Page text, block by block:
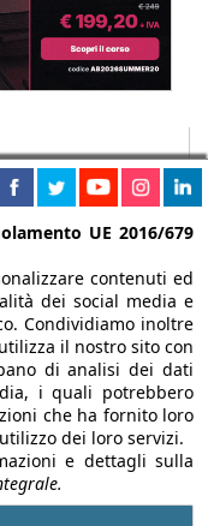
Iscriviti alla
UE 2016/679
contenuti ed
dei social media e
Condividiamo inoltre
il nostro sito con
di analisi dei dati
i quali potrebbero
che ha fornito loro
dei loro servizi.
e dettagli sulla